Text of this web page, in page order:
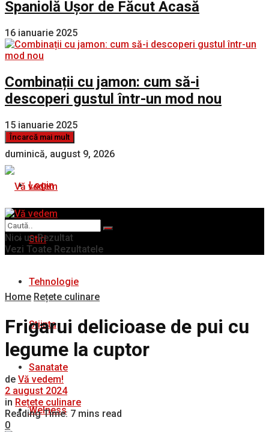
Spaniolă Ușor de Făcut Acasă
16 ianuarie 2025
Combinații cu jamon: cum să-i
descoperi gustul într-un mod nou
15 ianuarie 2025
Încarcă mai mult
duminică, august 9, 2026
Login
Stiri
Tehnologie
Stiinta
Sanatate
Welness
Nici un Rezultat
Vezi Toate Rezultatele
Home Rețete culinare
Frigarui delicioase de pui cu
legume la cuptor
de Vă vedem!
2 august 2024
in Rețete culinare
Reading Time: 7 mins read
0